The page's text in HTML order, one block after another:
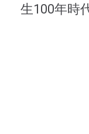
生100年時